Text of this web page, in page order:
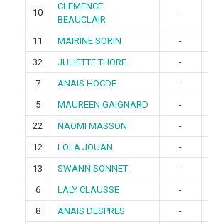
10
CLEMENCE
BEAUCLAIR
-
11 MAIRINE SORIN -
32
JULIETTE THORE -
7
ANAIS HOCDE -
5
MAUREEN GAIGNARD -
22
NAOMI MASSON -
12
LOLA JOUAN -
13
SWANN SONNET -
6
LALY CLAUSSE -
8
ANAIS DESPRES -